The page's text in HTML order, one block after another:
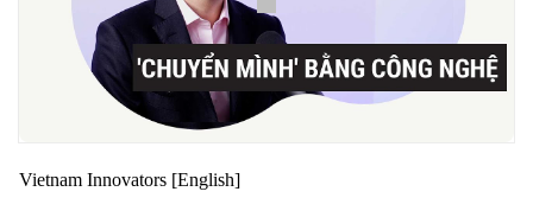
Vietnam Innovators [English]